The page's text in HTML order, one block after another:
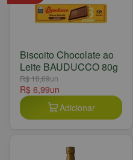
Biscoito Chocolate ao
Leite BAUDUCCO 80g
R$ 10,69un
R$ 6,99un
Adicionar